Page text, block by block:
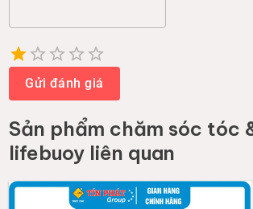
1 Star
2 Stars
3 Stars
4 Stars
5 Stars
Gửi đánh giá
Sản phẩm chăm sóc tóc
lifebuoy liên quan